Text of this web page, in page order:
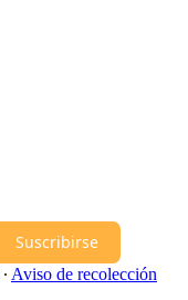
Suscribirse
∙ Aviso de recolección